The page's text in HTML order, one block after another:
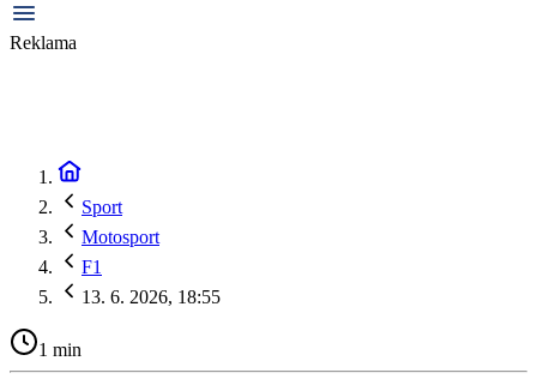
Reklama
Sport
Motosport
F1
13. 6. 2026, 18:55
1 min